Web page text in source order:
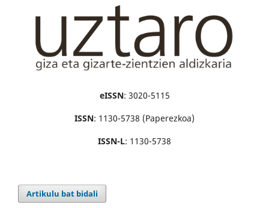
eISSN: 3020-5115
ISSN: 1130-5738 (Paperezkoa)
ISSN-L: 1130-5738
Artikulu bat bidali